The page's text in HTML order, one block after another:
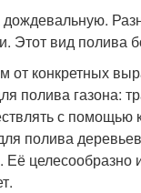
Этот вид полива
от конкретных
полива газона:
с
полива
целесообразно